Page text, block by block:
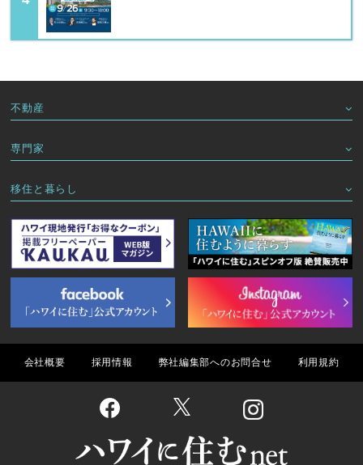
不動産
専門家
移住と暮らし
会社概要 採用情報 弊社編集部へのお問合せ 利用規約